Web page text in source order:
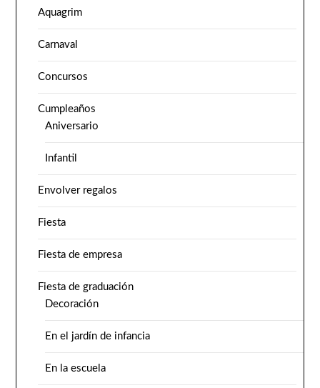
Aquagrim
Carnaval
Concursos
Cumpleaños
Aniversario
Infantil
Envolver regalos
Fiesta
Fiesta de empresa
Fiesta de graduación
Decoración
En el jardín de infancia
En la escuela